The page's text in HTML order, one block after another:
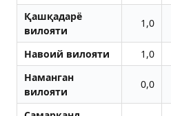
Қашқадарё
вилояти
1,0
Навоий вилояти 1,0
Наманган
вилояти
0,0